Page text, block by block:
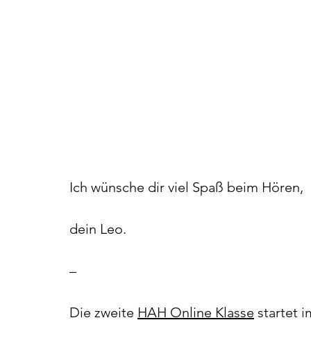
Ich wünsche dir viel Spaß beim Hören,
dein Leo.
–
Die zweite HAH Online Klasse startet